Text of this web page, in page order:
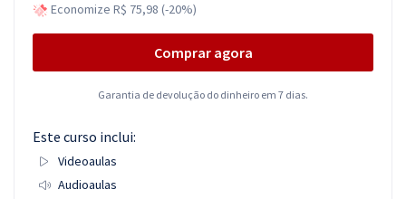
Economize R$ 75,98 (-20%)
Comprar agora
Garantia de devolução do dinheiro em 7 dias.
Este curso inclui:
Videoaulas
Audioaulas